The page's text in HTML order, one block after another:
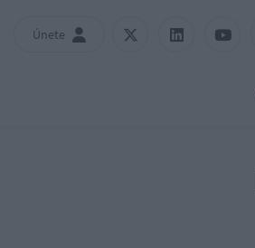
Únete